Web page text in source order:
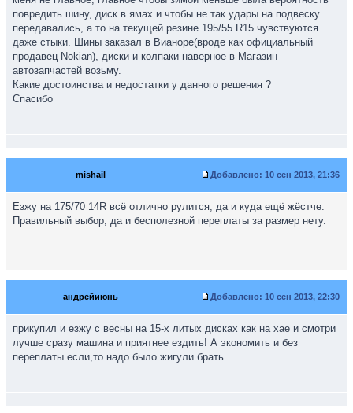
повредить шину, диск в ямах и чтобы не так удары на подвеску
передавались, а то на текущей резине 195/55 R15 чувствуются
даже стыки. Шины заказал в Вианоре(вроде как официальный
продавец Nokian), диски и колпаки наверное в Магазин
автозапчастей возьму.
Какие достоинства и недостатки у данного решения ?
Спасибо
mishail Добавлено: 10 сен 2013, 21:36
Езжу на 175/70 14R всё отлично рулится, да и куда ещё жёстче.
Правильный выбор, да и бесполезной переплаты за размер нету.
андрейиюнь Добавлено: 10 сен 2013, 22:30
прикупил и езжу с весны на 15-х литых дисках как на хае и смотри
лучше сразу машина и приятнее ездить! А экономить и без
переплаты если,то надо было жигули брать...